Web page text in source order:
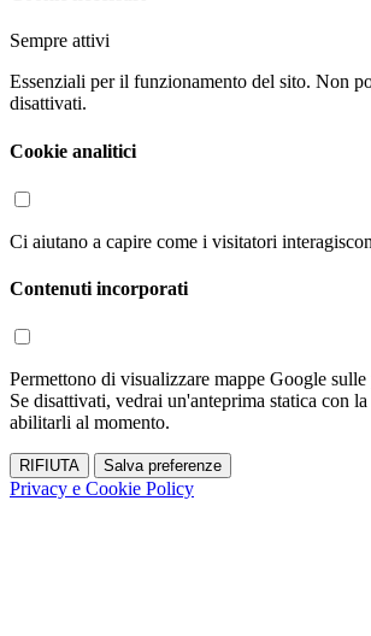
Sempre attivi
Essenziali per il funzionamento del sito. Non
disattivati.
Cookie analitici
Ci aiutano a capire come i visitatori
Contenuti incorporati
Permettono di visualizzare mappe Google
Se disattivati, vedrai un'anteprima statica con
abilitarli al momento.
RIFIUTA Salva preferenze
Privacy e Cookie Policy